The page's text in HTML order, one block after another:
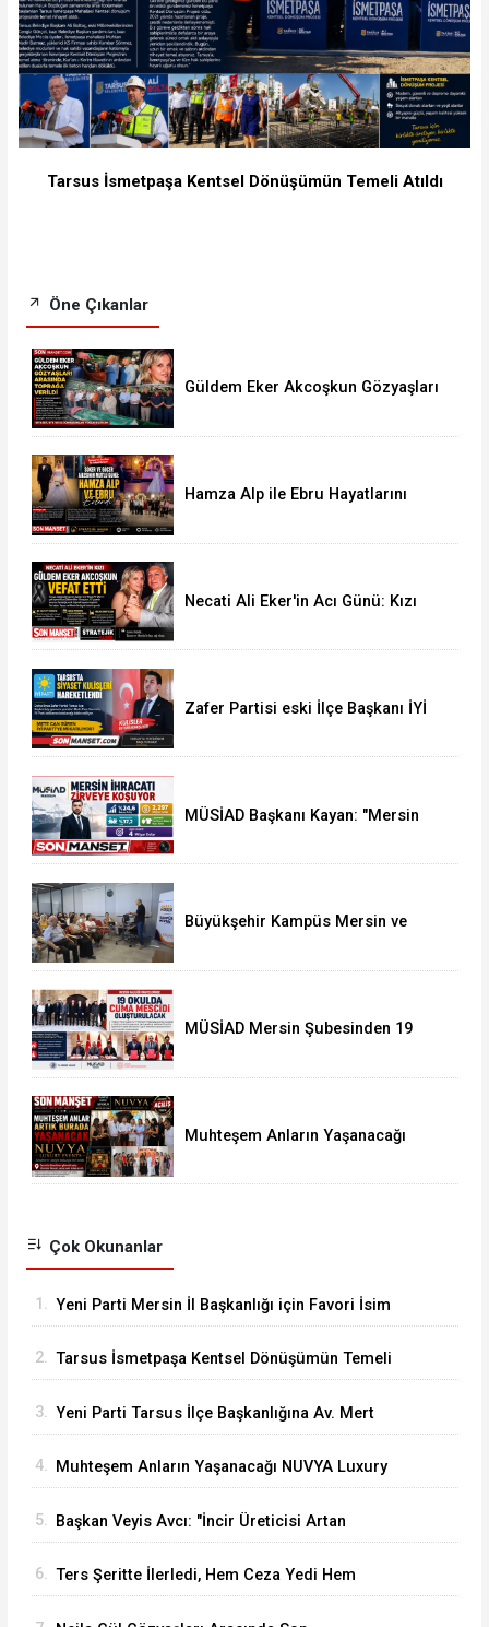
Tarsus İsmetpaşa Kentsel Dönüşümün Temeli Atıldı
Öne Çıkanlar
Güldem Eker Akcoşkun Gözyaşları
Hamza Alp ile Ebru Hayatlarını
Necati Ali Eker'in Acı Günü: Kızı
Zafer Partisi eski İlçe Başkanı İYİ
MÜSİAD Başkanı Kayan: "Mersin
Büyükşehir Kampüs Mersin ve
MÜSİAD Mersin Şubesinden 19
Muhteşem Anların Yaşanacağı
Çok Okunanlar
1. Yeni Parti Mersin İl Başkanlığı için Favori İsim
2. Tarsus İsmetpaşa Kentsel Dönüşümün Temeli
3. Yeni Parti Tarsus İlçe Başkanlığına Av. Mert
4. Muhteşem Anların Yaşanacağı NUVYA Luxury
5. Başkan Veyis Avcı: "İncir Üreticisi Artan
6. Ters Şeritte İlerledi, Hem Ceza Yedi Hem